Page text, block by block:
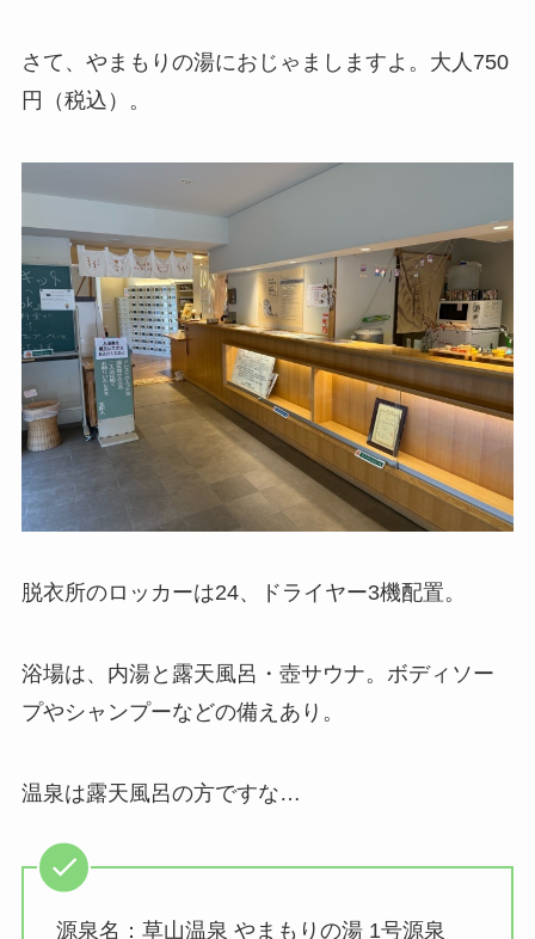
さて、やまもりの湯におじゃましますよ。大人750
円（税込）。
脱衣所のロッカーは24、ドライヤー3機配置。
浴場は、内湯と露天風呂・壺サウナ。ボディソー
プやシャンプーなどの備えあり。
温泉は露天風呂の方ですな…
源泉名：草山温泉 やまもりの湯 1号源泉